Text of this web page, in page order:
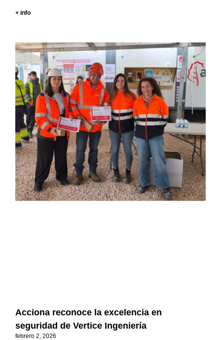
+ info
Acciona reconoce la excelencia en
seguridad de Vertice Ingeniería
febrero 2, 2026